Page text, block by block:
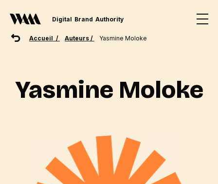
Digital Brand Authority
Accueil / Auteurs / Yasmine Moloke
Yasmine Moloke